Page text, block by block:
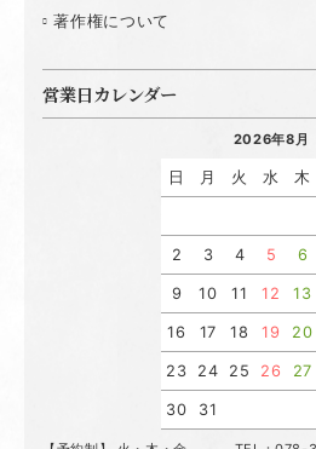
著作権について
営業日カレンダー
2026年8月
日 月 火 水 木
2 3 4 5 6
9 10 11 12 13
16 17 18 19 20
23 24 25 26 27
30 31